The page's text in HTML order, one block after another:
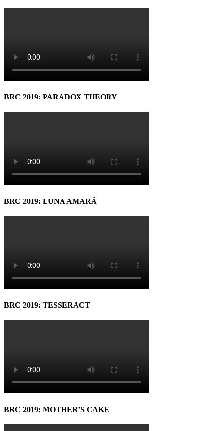
BRC 2019: PARADOX THEORY
BRC 2019: LUNA AMARĂ
BRC 2019: TESSERACT
BRC 2019: MOTHER’S CAKE